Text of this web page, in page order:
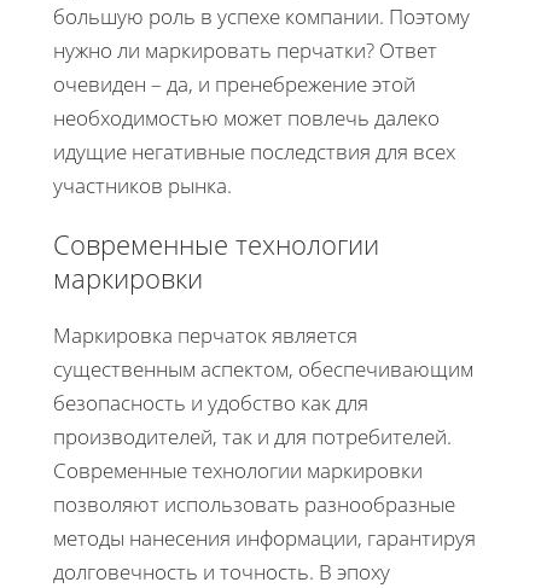
большую роль в успехе компании. Поэтому
нужно ли маркировать перчатки? Ответ
очевиден – да, и пренебрежение этой
необходимостью может повлечь далеко
идущие негативные последствия для всех
участников рынка.
Современные технологии
маркировки
Маркировка перчаток является
существенным аспектом, обеспечивающим
безопасность и удобство как для
производителей, так и для потребителей.
Современные технологии маркировки
позволяют использовать разнообразные
методы нанесения информации, гарантируя
долговечность и точность. В эпоху